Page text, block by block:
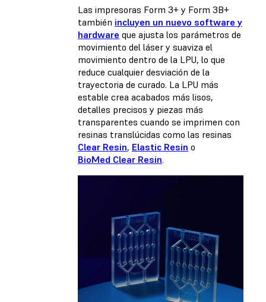
Las impresoras Form 3+ y Form 3B+
también incluyen un nuevo software y
hardware que ajusta los parámetros de
movimiento del láser y suaviza el
movimiento dentro de la LPU, lo que
reduce cualquier desviación de la
trayectoria de curado. La LPU más
estable crea acabados más lisos,
detalles precisos y piezas más
transparentes cuando se imprimen con
resinas translúcidas como las resinas
Clear Resin, Elastic Resin o
BioMed Clear Resin.